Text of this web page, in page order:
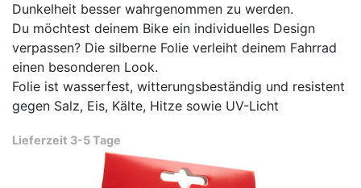
Dunkelheit besser wahrgenommen zu werden.
Du möchtest deinem Bike ein individuelles Design
verpassen? Die silberne Folie verleiht deinem Fahrrad
einen besonderen Look.
Folie ist wasserfest, witterungsbeständig und resistent
gegen Salz, Eis, Kälte, Hitze sowie UV-Licht
Lieferzeit 3-5 Tage